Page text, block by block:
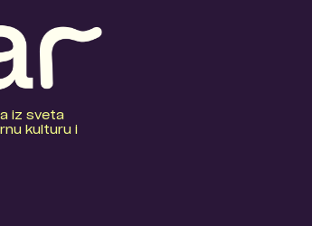
iz sveta
kulturu i